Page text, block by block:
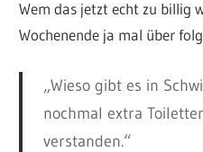
Wem das jetzt echt zu billig
Wochenende ja mal über
„Wieso gibt es in
nochmal extra
verstanden.“